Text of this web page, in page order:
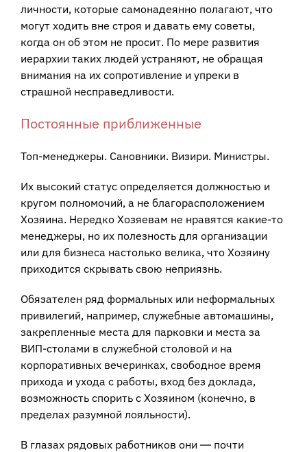
личности, которые самонадеянно полагают, что
могут ходить вне строя и давать ему советы,
когда он об этом не просит. По мере развития
иерархии таких людей устраняют, не обращая
внимания на их сопротивление и упреки в
страшной несправедливости.
Постоянные приближенные
Топ-менеджеры. Сановники. Визири. Министры.
Их высокий статус определяется должностью и
кругом полномочий, а не благорасположением
Хозяина. Нередко Хозяевам не нравятся какие-то
менеджеры, но их полезность для организации
или для бизнеса настолько велика, что Хозяину
приходится скрывать свою неприязнь.
Обязателен ряд формальных или неформальных
привилегий, например, служебные автомашины,
закрепленные места для парковки и места за
ВИП-столами в служебной столовой и на
корпоративных вечеринках, свободное время
прихода и ухода с работы, вход без доклада,
возможность спорить с Хозяином (конечно, в
пределах разумной лояльности).
В глазах рядовых работников они ― почти